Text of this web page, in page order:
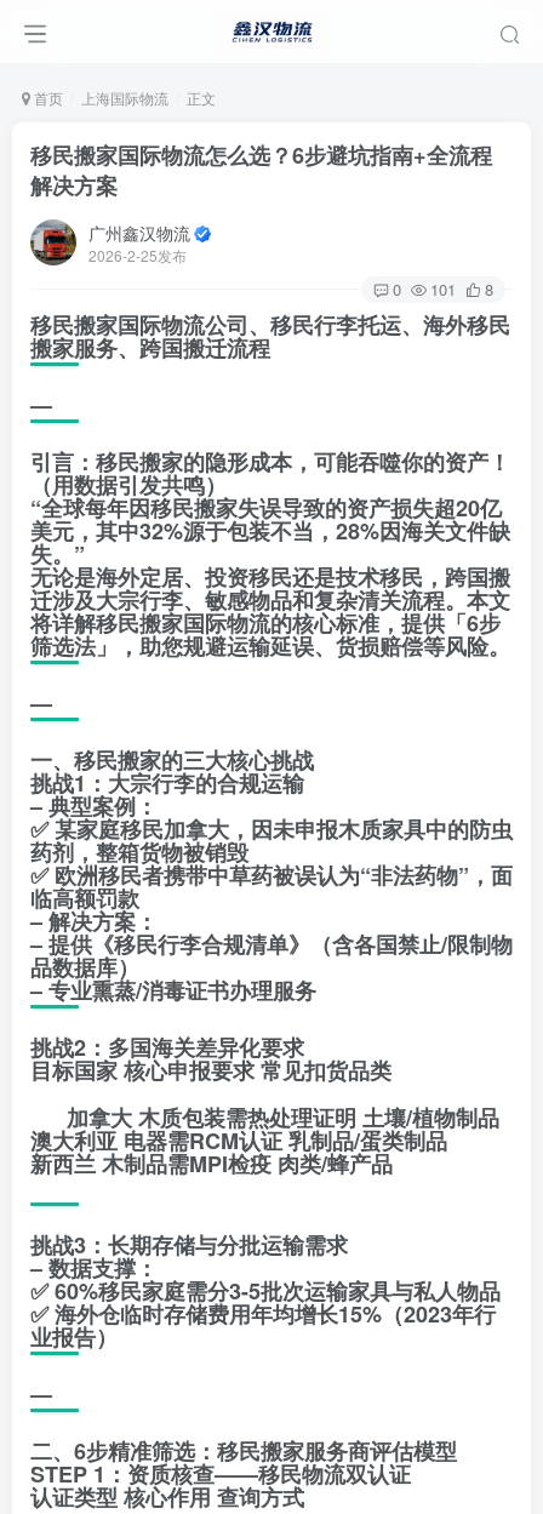
首页 上海国际物流 正文
移民搬家国际物流怎么选？6步避坑指南+全流程
解决方案
广州鑫汉物流
2026-2-25发布
0 101 8
移民搬家国际物流公司、移民行李托运、海外移民
搬家服务、跨国搬迁流程
—
引言：移民搬家的隐形成本，可能吞噬你的资产！
（用数据引发共鸣）
“全球每年因移民搬家失误导致的资产损失超20亿
美元，其中32%源于包装不当，28%因海关文件缺
失。”
无论是海外定居、投资移民还是技术移民，跨国搬
迁涉及大宗行李、敏感物品和复杂清关流程。本文
将详解移民搬家国际物流的核心标准，提供「6步
筛选法」，助您规避运输延误、货损赔偿等风险。
—
一、移民搬家的三大核心挑战
挑战1：大宗行李的合规运输
– 典型案例：
✅ 某家庭移民加拿大，因未申报木质家具中的防虫
药剂，整箱货物被销毁
✅ 欧洲移民者携带中草药被误认为“非法药物”，面
临高额罚款
– 解决方案：
– 提供《移民行李合规清单》（含各国禁止/限制物
品数据库）
– 专业熏蒸/消毒证书办理服务
挑战2：多国海关差异化要求
目标国家 核心申报要求 常见扣货品类
加拿大 木质包装需热处理证明 土壤/植物制品
澳大利亚 电器需RCM认证 乳制品/蛋类制品
新西兰 木制品需MPI检疫 肉类/蜂产品
挑战3：长期存储与分批运输需求
– 数据支撑：
✅ 60%移民家庭需分3-5批次运输家具与私人物品
✅ 海外仓临时存储费用年均增长15%（2023年行
业报告）
—
二、6步精准筛选：移民搬家服务商评估模型
STEP 1：资质核查——移民物流双认证
认证类型 核心作用 查询方式